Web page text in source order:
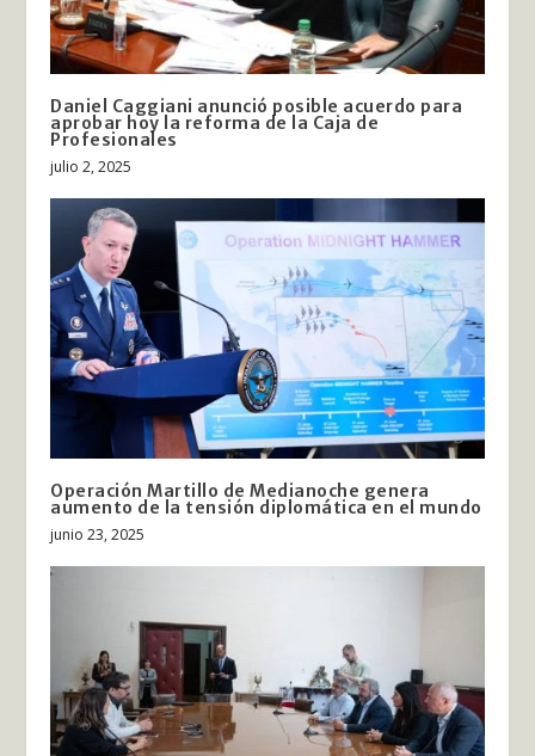
Daniel Caggiani anunció posible acuerdo para
aprobar hoy la reforma de la Caja de
Profesionales
julio 2, 2025
Operación Martillo de Medianoche genera
aumento de la tensión diplomática en el mundo
junio 23, 2025